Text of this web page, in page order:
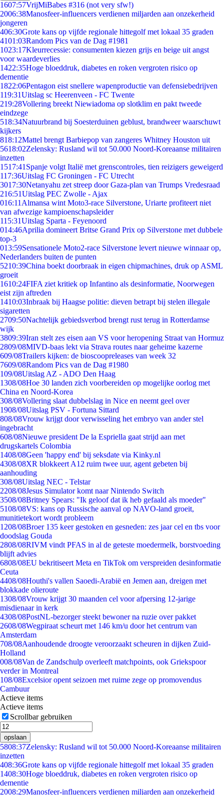
1607:57VrijMiBabes #316 (not very sfw!)
2006:38Manosfeer-influencers verdienen miljarden aan onzekerheid
jongeren
406:30Grote kans op vijfde regionale hittegolf met lokaal 35 graden
4101:03Random Pics van de Dag #1981
1023:17Kleurrecessie: consumenten kiezen grijs en beige uit angst
voor waardeverlies
1422:35Hoge bloeddruk, diabetes en roken vergroten risico op
dementie
1822:06Pentagon eist snellere wapenproductie van defensiebedrijven
119:31Uitslag sc Heerenveen - FC Twente
219:28Vollering breekt Niewiadoma op slotklim en pakt tweede
eindzege
518:34Natuurbrand bij Soesterduinen geblust, brandweer waarschuwt
kijkers
818:12Mattel brengt Barbiepop van zangeres Whitney Houston uit
5618:02Zelensky: Rusland wil tot 50.000 Noord-Koreaanse militairen
inzetten
1517:41 Spanje volgt Italië met grenscontroles, tien reizigers geweigerd
117:36Uitslag FC Groningen - FC Utrecht
3017:30Netanyahu zet streep door Gaza-plan van Trumps Vredesraad
216:51Uitslag PEC Zwolle - Ajax
016:11 Almansa wint Moto3-race Silverstone, Uriarte profiteert niet
van afwezige kampioenschapsleider
115:31Uitslag Sparta - Feyenoord
014:46Aprilia domineert Britse Grand Prix op Silverstone met dubbele
top-3
013:59Sensationele Moto2-race Silverstone levert nieuwe winnaar op,
Nederlanders buiten de punten
5210:39China boekt doorbraak in eigen chipmachines, druk op ASML
groeit
1610:24FIFA ziet kritiek op Infantino als desinformatie, Noorwegen
eist zijn aftreden
1410:03Inbraak bij Haagse politie: dieven betrapt bij stelen illegale
sigaretten
2709:50Nachtelijk gebiedsverbod brengt rust terug in Rotterdamse
wijk
3809:39Iran stelt zes eisen aan VS voor heropening Straat van Hormuz
2809/08MIVD-baas lekt via Strava routes naar geheime kazerne
609/08Trailers kijken: de bioscoopreleases van week 32
7609/08Random Pics van de Dag #1980
109/08Uitslag AZ - ADO Den Haag
1308/08Hoe 30 landen zich voorbereiden op mogelijke oorlog met
China en Noord-Korea
308/08Vollering slaat dubbelslag in Nice en neemt geel over
1908/08Uitslag PSV - Fortuna Sittard
808/08Vrouw krijgt door verwisseling het embryo van ander stel
ingebracht
608/08Nieuwe president De la Espriella gaat strijd aan met
drugskartels Colombia
1408/08Geen 'happy end' bij seksdate via Kinky.nl
4308/08XR blokkeert A12 ruim twee uur, agent gebeten bij
aanhouding
308/08Uitslag NEC - Telstar
2208/08Jesus Simulator komt naar Nintendo Switch
3508/08Britney Spears: "Ik geloof dat ik heb gefaald als moeder"
5108/08VS: kans op Russische aanval op NAVO-land groeit,
munitietekort wordt probleem
1208/08Broer 135 keer gestoken en gesneden: zes jaar cel en tbs voor
doodslag Gouda
2808/08RIVM vindt PFAS in al de geteste moedermelk, borstvoeding
blijft advies
6808/08EU bekritiseert Meta en TikTok om verspreiden desinformatie
Ceuta
4408/08Houthi's vallen Saoedi-Arabië en Jemen aan, dreigen met
blokkade olieroute
1308/08Vrouw krijgt 30 maanden cel voor afpersing 12-jarige
misdienaar in kerk
4308/08PostNL-bezorger steekt bewoner na ruzie over pakket
2608/08Wegpiraat scheurt met 146 km/u door het centrum van
Amsterdam
708/08Aanhoudende droogte veroorzaakt scheuren in dijken Zuid-
Holland
008/08Van de Zandschulp overleeft matchpoints, ook Griekspoor
verder in Montreal
108/08Excelsior opent seizoen met ruime zege op promovendus
Cambuur
Actieve items
Actieve items
Scrollbar gebruiken
opslaan
5808:37Zelensky: Rusland wil tot 50.000 Noord-Koreaanse militairen
inzetten
408:36Grote kans op vijfde regionale hittegolf met lokaal 35 graden
1408:30Hoge bloeddruk, diabetes en roken vergroten risico op
dementie
2008:29Manosfeer-influencers verdienen miljarden aan onzekerheid